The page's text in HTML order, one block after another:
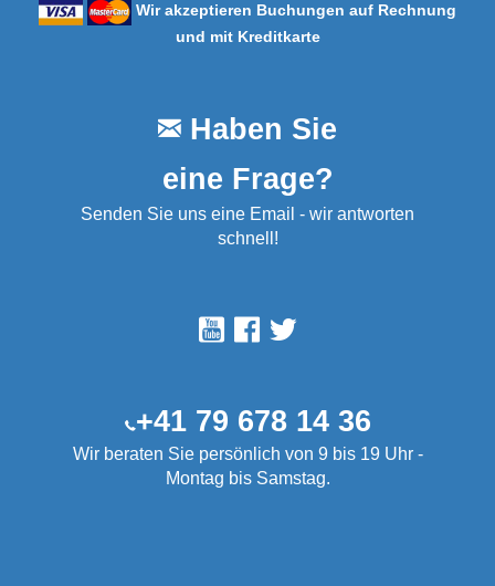
Wir akzeptieren Buchungen auf Rechnung
und mit Kreditkarte
Haben Sie
eine Frage?
Senden Sie uns eine Email - wir antworten
schnell!
+41 79 678 14 36
Wir beraten Sie persönlich von 9 bis 19 Uhr -
Montag bis Samstag.